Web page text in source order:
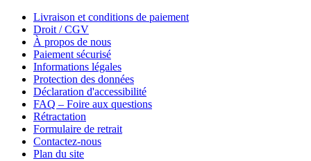
Livraison et conditions de paiement
Droit / CGV
À propos de nous
Paiement sécurisé
Informations légales
Protection des données
Déclaration d'accessibilité
FAQ – Foire aux questions
Rétractation
Formulaire de retrait
Contactez-nous
Plan du site